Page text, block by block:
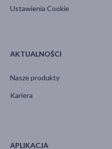
Ustawienia Cookie
AKTUALNOŚCI
Nasze produkty
Kariera
APLIKACJA